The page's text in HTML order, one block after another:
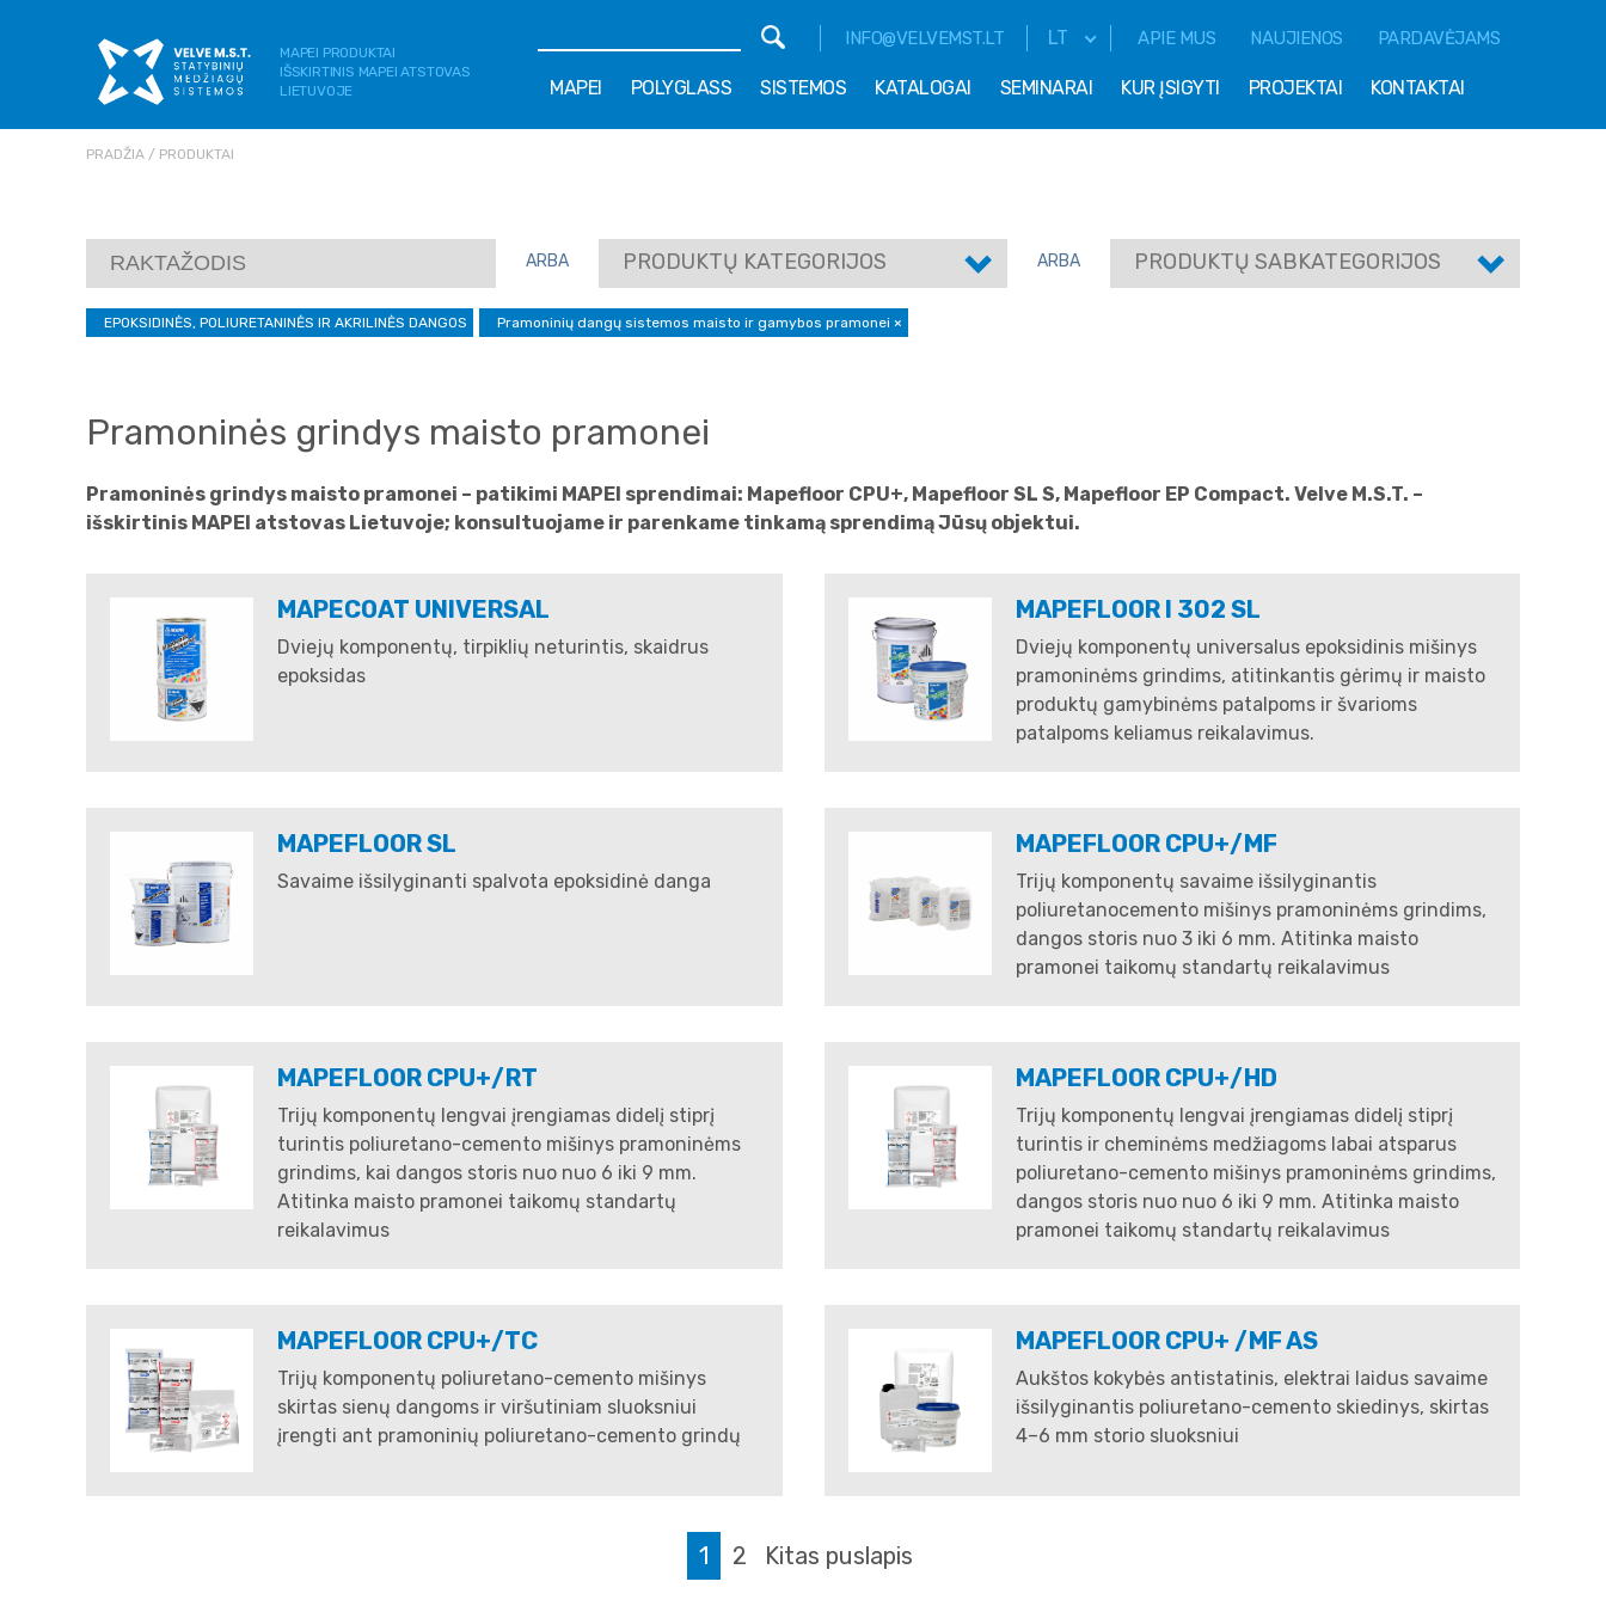
MAPEI PRODUKTAI
IŠSKIRTINIS MAPEI ATSTOVAS
LIETUVOJE
APIE MUS NAUJIENOS PARDAVĖJAMS
LT
INFO@VELVEMST.LT
MAPEI POLYGLASS SISTEMOS KATALOGAI SEMINARAI KUR ĮSIGYTI PROJEKTAI KONTAKTAI
PRADŽIA PRODUKTAI
ARBA PRODUKTŲ KATEGORIJOS ARBA PRODUKTŲ SABKATEGORIJOS
EPOKSIDINĖS, POLIURETANINĖS IR AKRILINĖS DANGOS Pramoninių dangų sistemos maisto ir gamybos pramonei ×
Pramoninės grindys maisto pramonei
Pramoninės grindys maisto pramonei – patikimi MAPEI sprendimai: Mapefloor CPU+, Mapefloor SL S, Mapefloor EP Compact. Velve M.S.T. –
išskirtinis MAPEI atstovas Lietuvoje; konsultuojame ir parenkame tinkamą sprendimą Jūsų objektui.
MAPECOAT UNIVERSAL
Dviejų komponentų, tirpiklių neturintis, skaidrus
epoksidas​​​​​​​
MAPEFLOOR I 302 SL
Dviejų komponentų universalus epoksidinis mišinys
pramoninėms grindims, atitinkantis gėrimų ir maisto
produktų gamybinėms patalpoms ir švarioms
patalpoms keliamus reikalavimus.
MAPEFLOOR SL
Savaime išsilyginanti spalvota epoksidinė danga​​​​​​​
MAPEFLOOR CPU+/MF
Trijų komponentų savaime išsilyginantis
poliuretanocemento mišinys pramoninėms grindims,
dangos storis nuo 3 iki 6 mm. Atitinka maisto
pramonei taikomų standartų reikalavimus​​​​​​​
MAPEFLOOR CPU+/RT
Trijų komponentų lengvai įrengiamas didelį stiprį
turintis poliuretano-cemento mišinys pramoninėms
grindims, kai dangos storis nuo nuo 6 iki 9 mm.
Atitinka maisto pramonei taikomų standartų
reikalavimus
MAPEFLOOR CPU+/HD
Trijų komponentų lengvai įrengiamas didelį stiprį
turintis ir cheminėms medžiagoms labai atsparus
poliuretano-cemento mišinys pramoninėms grindims,
dangos storis nuo nuo 6 iki 9 mm. Atitinka maisto
pramonei taikomų standartų reikalavimus
MAPEFLOOR CPU+/TC
Trijų komponentų poliuretano-cemento mišinys
skirtas sienų dangoms ir viršutiniam sluoksniui
įrengti ant pramoninių poliuretano-cemento grindų
MAPEFLOOR CPU+ /MF AS
Aukštos kokybės antistatinis, elektrai laidus savaime
išsilyginantis poliuretano-cemento skiedinys, skirtas
4–6 mm storio sluoksniui
1 2 Kitas puslapis